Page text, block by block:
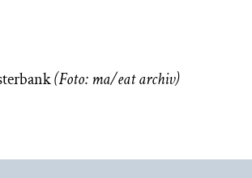
(Foto: ma/eat archiv)